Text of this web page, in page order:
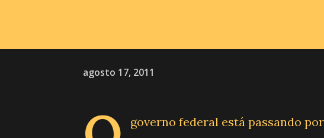
agosto 17, 2011
governo federal está passando